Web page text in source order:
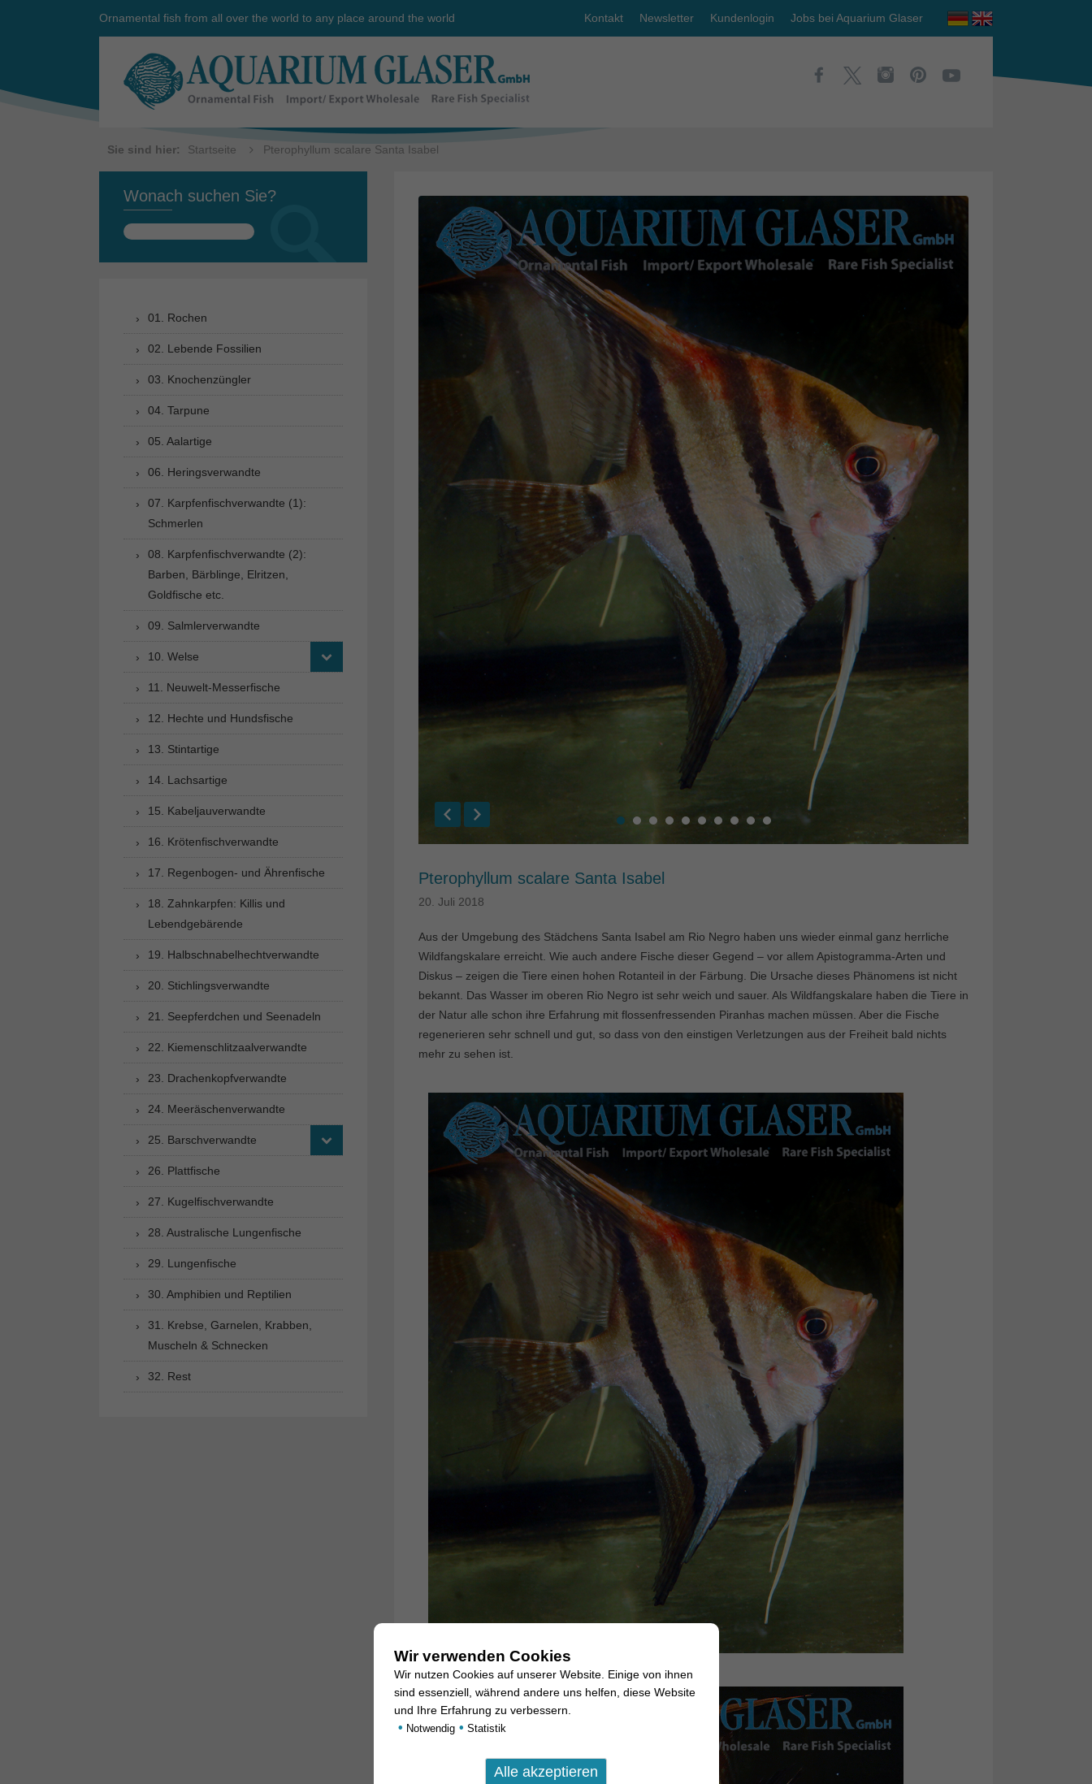
Ornamental fish from all over the world to any place around the world Kontakt Newsletter Kundenlogin Jobs bei Aquarium Glaser
Sie sind hier: Startseite Pterophyllum scalare Santa Isabel
Pterophyllum scalare Santa Isabel
20. Juli 2018
Aus der Umgebung des Städchens Santa Isabel am Rio Negro haben uns wieder einmal ganz herrliche
Wildfangskalare erreicht. Wie auch andere Fische dieser Gegend – vor allem Apistogramma-Arten und
Diskus – zeigen die Tiere einen hohen Rotanteil in der Färbung. Die Ursache dieses Phänomens ist nicht
bekannt. Das Wasser im oberen Rio Negro ist sehr weich und sauer. Als Wildfangskalare haben die Tiere in
der Natur alle schon ihre Erfahrung mit flossenfressenden Piranhas machen müssen. Aber die Fische
regenerieren sehr schnell und gut, so dass von den einstigen Verletzungen aus der Freiheit bald nichts
mehr zu sehen ist.
Wonach suchen Sie?
Suchen
01. Rochen
02. Lebende Fossilien
03. Knochenzüngler
04. Tarpune
05. Aalartige
06. Heringsverwandte
07. Karpfenfischverwandte (1):
Schmerlen
08. Karpfenfischverwandte (2):
Barben, Bärblinge, Elritzen,
Goldfische etc.
09. Salmlerverwandte
10. Welse
11. Neuwelt-Messerfische
12. Hechte und Hundsfische
13. Stintartige
14. Lachsartige
15. Kabeljauverwandte
16. Krötenfischverwandte
17. Regenbogen- und Ährenfische
18. Zahnkarpfen: Killis und
Lebendgebärende
19. Halbschnabelhechtverwandte
20. Stichlingsverwandte
21. Seepferdchen und Seenadeln
22. Kiemenschlitzaalverwandte
23. Drachenkopfverwandte
24. Meeräschenverwandte
25. Barschverwandte
26. Plattfische
27. Kugelfischverwandte
28. Australische Lungenfische
29. Lungenfische
30. Amphibien und Reptilien
31. Krebse, Garnelen, Krabben,
Muscheln & Schnecken
32. Rest
Wir verwenden Cookies
Wir nutzen Cookies auf unserer Website. Einige von ihnen
sind essenziell, während andere uns helfen, diese Website
und Ihre Erfahrung zu verbessern.
• Notwendig • Statistik